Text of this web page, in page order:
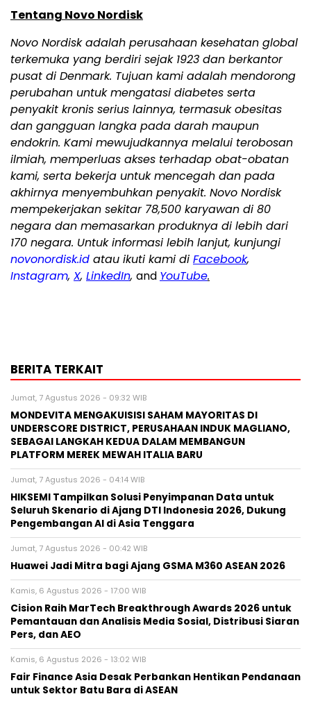
Tentang Novo Nordisk
Novo Nordisk adalah perusahaan kesehatan global
terkemuka yang berdiri sejak 1923 dan berkantor
pusat di Denmark. Tujuan kami adalah mendorong
perubahan untuk mengatasi diabetes serta
penyakit kronis serius lainnya, termasuk obesitas
dan gangguan langka pada darah maupun
endokrin. Kami mewujudkannya melalui terobosan
ilmiah, memperluas akses terhadap obat-obatan
kami, serta bekerja untuk mencegah dan pada
akhirnya menyembuhkan penyakit. Novo Nordisk
mempekerjakan sekitar 78,500 karyawan di 80
negara dan memasarkan produknya di lebih dari
170 negara. Untuk informasi lebih lanjut, kunjungi
novonordisk.id atau ikuti kami di Facebook,
Instagram, X, LinkedIn, and YouTube.
BERITA TERKAIT
Jumat, 7 Agustus 2026 - 09:32 WIB
MONDEVITA MENGAKUISISI SAHAM MAYORITAS DI
UNDERSCORE DISTRICT, PERUSAHAAN INDUK MAGLIANO,
SEBAGAI LANGKAH KEDUA DALAM MEMBANGUN
PLATFORM MEREK MEWAH ITALIA BARU
Jumat, 7 Agustus 2026 - 04:14 WIB
HIKSEMI Tampilkan Solusi Penyimpanan Data untuk
Seluruh Skenario di Ajang DTI Indonesia 2026, Dukung
Pengembangan AI di Asia Tenggara
Jumat, 7 Agustus 2026 - 00:42 WIB
Huawei Jadi Mitra bagi Ajang GSMA M360 ASEAN 2026
Kamis, 6 Agustus 2026 - 17:00 WIB
Cision Raih MarTech Breakthrough Awards 2026 untuk
Pemantauan dan Analisis Media Sosial, Distribusi Siaran
Pers, dan AEO
Kamis, 6 Agustus 2026 - 13:02 WIB
Fair Finance Asia Desak Perbankan Hentikan Pendanaan
untuk Sektor Batu Bara di ASEAN